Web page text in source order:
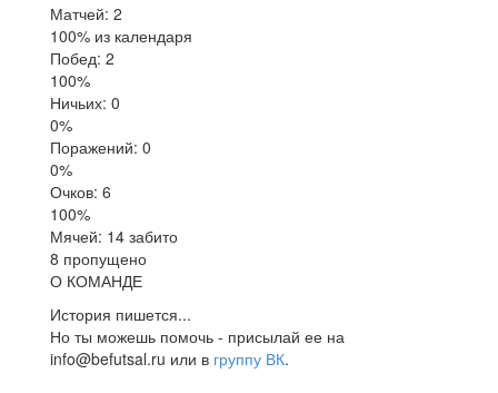
Матчей: 2
100% из календаря
Побед: 2
100%
Ничьих: 0
0%
Поражений: 0
0%
Очков: 6
100%
Мячей: 14 забито
8 пропущено
О КОМАНДЕ
История пишется...
Но ты можешь помочь - присылай ее на
info@befutsal.ru или в группу ВК.